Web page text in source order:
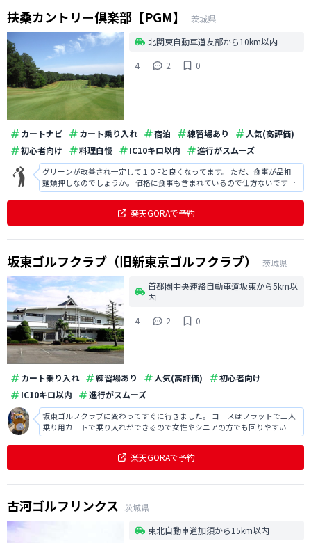
扶桑カントリー倶楽部【PGM】
茨城県
北関東自動車道友部から10km以内
4
2 0
カートナビ カート乗り入れ 宿泊 練習場あり
人気(高評価)
初心者向け
料理自慢 IC10キロ以内 進行がスムーズ
グリーンが改善され一定して１０Fと良くなってます。 ただ、食事が品祖
麺類押しなのでしょうか。 価格に食事も含まれているので仕方ないです
が。。。 コースは乗入れ可でスムーズにプレーできます。
楽天GORAで予約
坂東ゴルフクラブ（旧新東京ゴルフクラブ）
茨城県
首都圏中央連絡自動車道坂東から5km以
内
4
2 0
カート乗り入れ 練習場あり 人気(高評価)
初心者向け
IC10キロ以内
進行がスムーズ
坂東ゴルフクラブに変わってすぐに行きました。 コースはフラットで二人
乗り用カートで乗り入れができるので女性やシニアの方でも回りやすいで
す。 アプローチ練習場がめちゃくちゃ広くてびっくりしました。
楽天GORAで予約
古河ゴルフリンクス 茨城県
東北自動車道加須から15km以内